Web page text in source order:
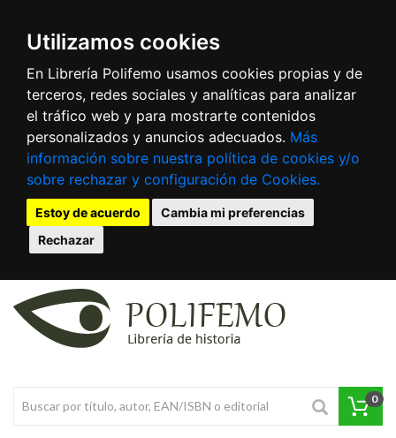
Utilizamos cookies
En Librería Polifemo usamos cookies propias y de
terceros, redes sociales y analíticas para analizar
el tráfico web y para mostrarte contenidos
personalizados y anuncios adecuados. Más
información sobre nuestra política de cookies y/o
sobre rechazar y configuración de Cookies.
Estoy de acuerdo
Cambia mi preferencias
Rechazar
0